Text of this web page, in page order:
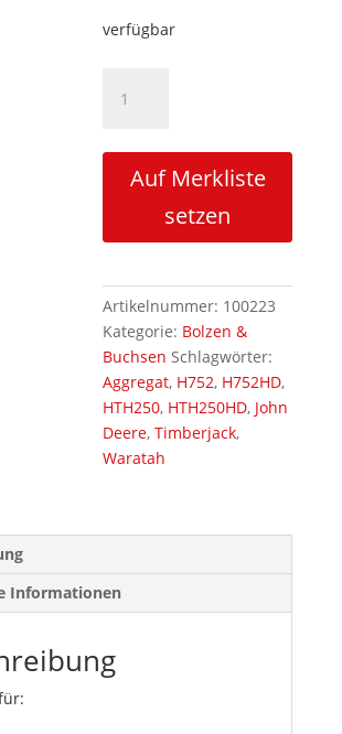
verfügbar
oben
MengeAuf Merkliste
setzen
Artikelnummer: 100223
Kategorie: Bolzen &
Buchsen Schlagwörter:
Aggregat, H752, H752HD,
HTH250, HTH250HD, John
Deere,Timberjack,
Waratah
Informationen